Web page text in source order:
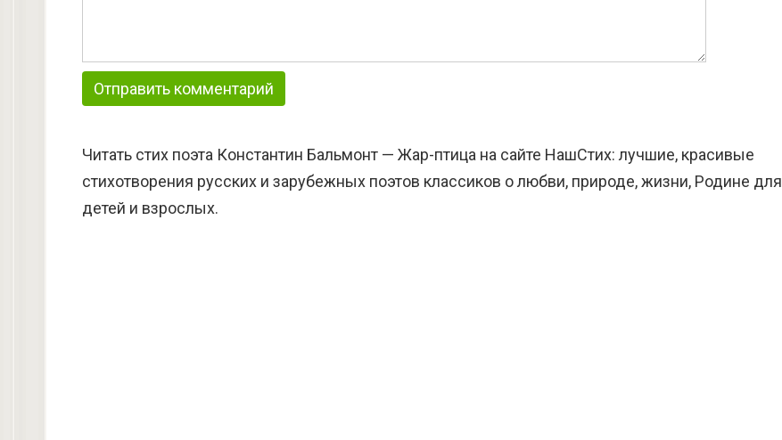
Читать стих поэта Константин Бальмонт — Жар-птица на сайте НашСтих: лучшие, красивые
стихотворения русских и зарубежных поэтов классиков о любви, природе, жизни, Родине для
детей и взрослых.